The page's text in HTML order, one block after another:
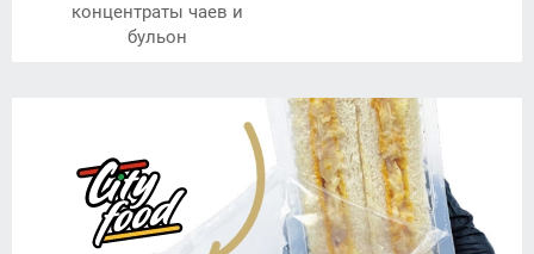
концентраты чаев и
бульон